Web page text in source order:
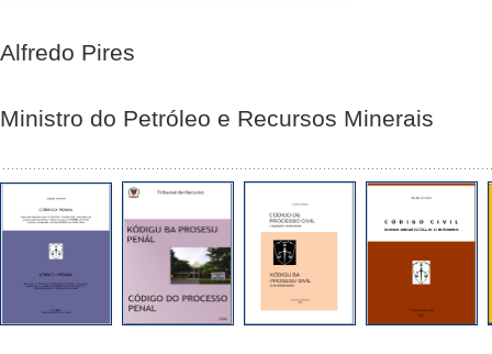
Alfredo Pires
Ministro do Petróleo e Recursos Minerais